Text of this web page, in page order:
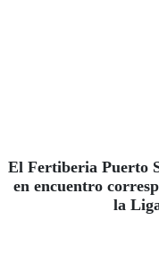
El Fertiberia Puerto
en encuentro
la